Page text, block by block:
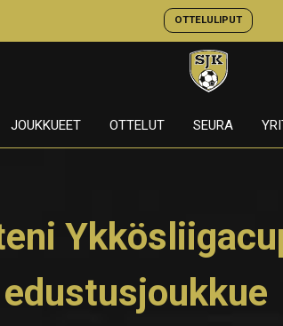
OTTELULIPUT
JOUKKUEET OTTELUT SEURA